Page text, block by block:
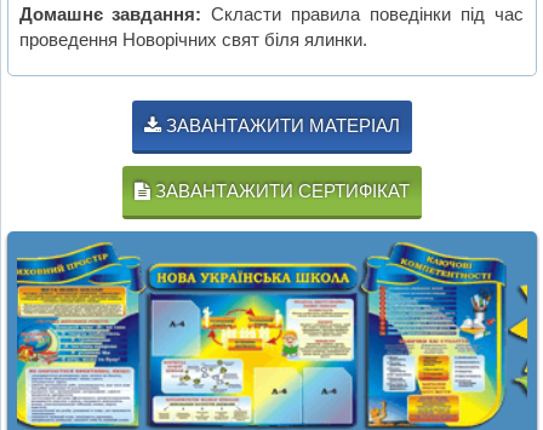
Домашнє завдання: Скласти правила поведінки під час
проведення Новорічних свят біля ялинки.
ЗАВАНТАЖИТИ МАТЕРІАЛ
ЗАВАНТАЖИТИ СЕРТИФІКАТ